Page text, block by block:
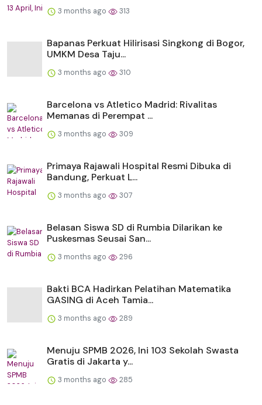
3 months ago 313
Bapanas Perkuat Hilirisasi Singkong di Bogor,
UMKM Desa Taju...
3 months ago 310
Barcelona vs Atletico Madrid: Rivalitas
Memanas di Perempat ...
3 months ago 309
Primaya Rajawali Hospital Resmi Dibuka di
Bandung, Perkuat L...
3 months ago 307
Belasan Siswa SD di Rumbia Dilarikan ke
Puskesmas Seusai San...
3 months ago 296
Bakti BCA Hadirkan Pelatihan Matematika
GASING di Aceh Tamia...
3 months ago 289
Menuju SPMB 2026, Ini 103 Sekolah Swasta
Gratis di Jakarta y...
3 months ago 285